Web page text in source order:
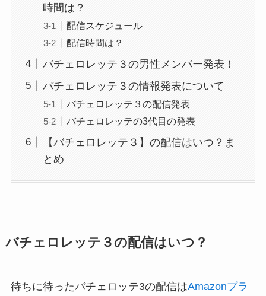
時間は？
配信スケジュール
配信時間は？
バチェロレッテ３の男性メンバー発表！
バチェロレッテ３の情報発表について
バチェロレッテ３の配信発表
バチェロレッテの3代目の発表
【バチェロレッテ３】の配信はいつ？ま
とめ
バチェロレッテ３の配信はいつ？
待ちに待ったバチェロッテ3の配信はAmazonプラ